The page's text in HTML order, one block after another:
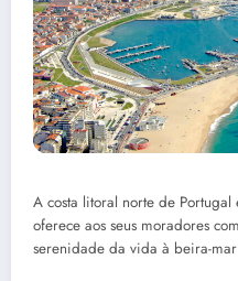
A costa litoral norte de
oferece aos seus moradores
serenidade da vida à beira-